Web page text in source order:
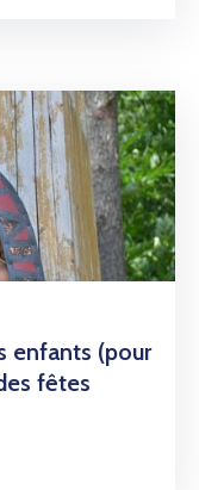
enfants (pour
fêtes